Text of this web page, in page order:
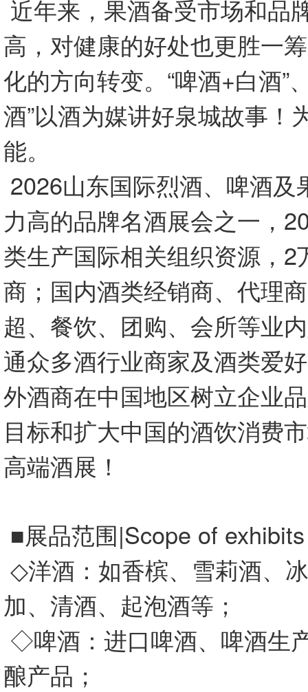
近年来，果酒备受市场和品
高，对健康的好处也更胜一
化的方向转变。“啤酒+白酒”
酒”以酒为媒讲好泉城故事！
能。
2026山东国际烈酒、啤酒
力高的品牌名酒展会之一，
类生产国际相关组织资源，
商；国内酒类经销商、代理
超、餐饮、团购、会所等业
通众多酒行业商家及酒类爱
外酒商在中国地区树立企业
目标和扩大中国的酒饮消费
高端酒展！
■展品范围|Scope of
◇洋酒：如香槟、雪莉酒、
加、清酒、起泡酒等；
◇啤酒：进口啤酒、啤酒生
酿产品；